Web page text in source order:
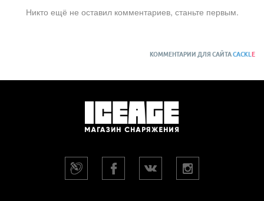
Никто ещё не оставил комментариев, станьте первым.
КОММЕНТАРИИ ДЛЯ САЙТАCACKL E